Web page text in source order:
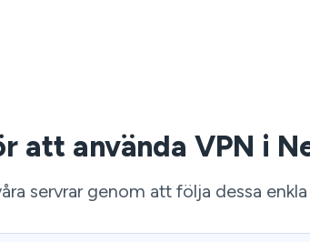
att använda VPN i
servrar genom att följa dessa